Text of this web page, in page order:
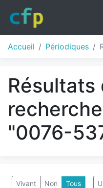
Accueil Périodiques
Résultats
"0076-
Vivant Non Tous